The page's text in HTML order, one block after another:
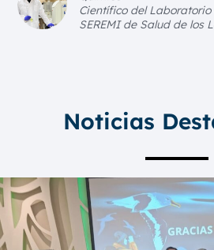
Científico del
SEREMI de Salud de los
Noticias